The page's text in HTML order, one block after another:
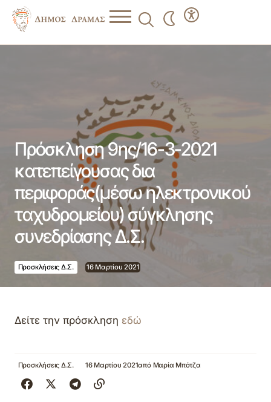
Πρόσκληση 9ης/16-3-2021
κατεπείγουσας δια
περιφοράς(μέσω ηλεκτρονικού
ταχυδρομείου) σύγκλησης
συνεδρίασης Δ.Σ.
Προσκλήσεις Δ.Σ. 16 Μαρτίου 2021
Δείτε την πρόσκληση εδώ
Προσκλήσεις Δ.Σ. 16 Μαρτίου 2021από Μαρία Μπότζα